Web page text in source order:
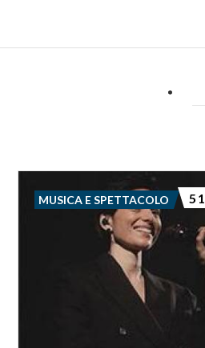
MUSICA E SPETTACOLO